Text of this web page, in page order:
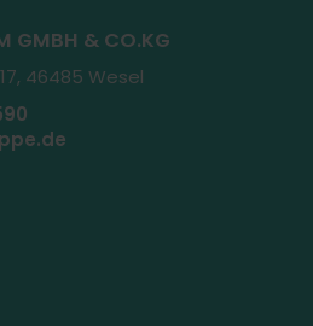
GMBH & CO.KG
46485 Wesel